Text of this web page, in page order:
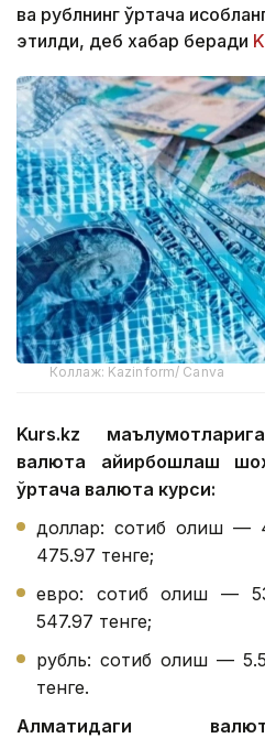
ва рублнинг ўртача
этилди, деб хабар беради
Коллаж: Kazinform/ Canva
Kurs.kz
валюта айирбошлаш
ўртача валюта курси:
доллар: сотиб олиш —
475.97 тенге;
евро: сотиб олиш —
547.97 тенге;
рубль: сотиб олиш —
тенге.
Алматидаги